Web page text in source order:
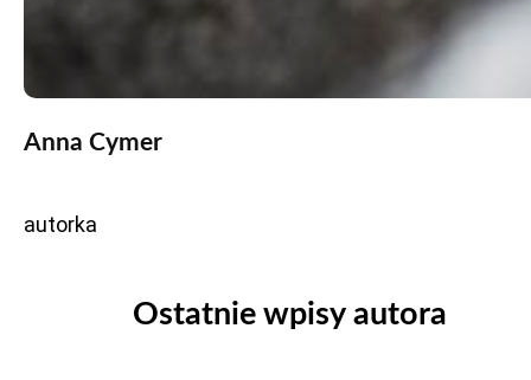
Anna Cymer
autorka
Ostatnie wpisy autora